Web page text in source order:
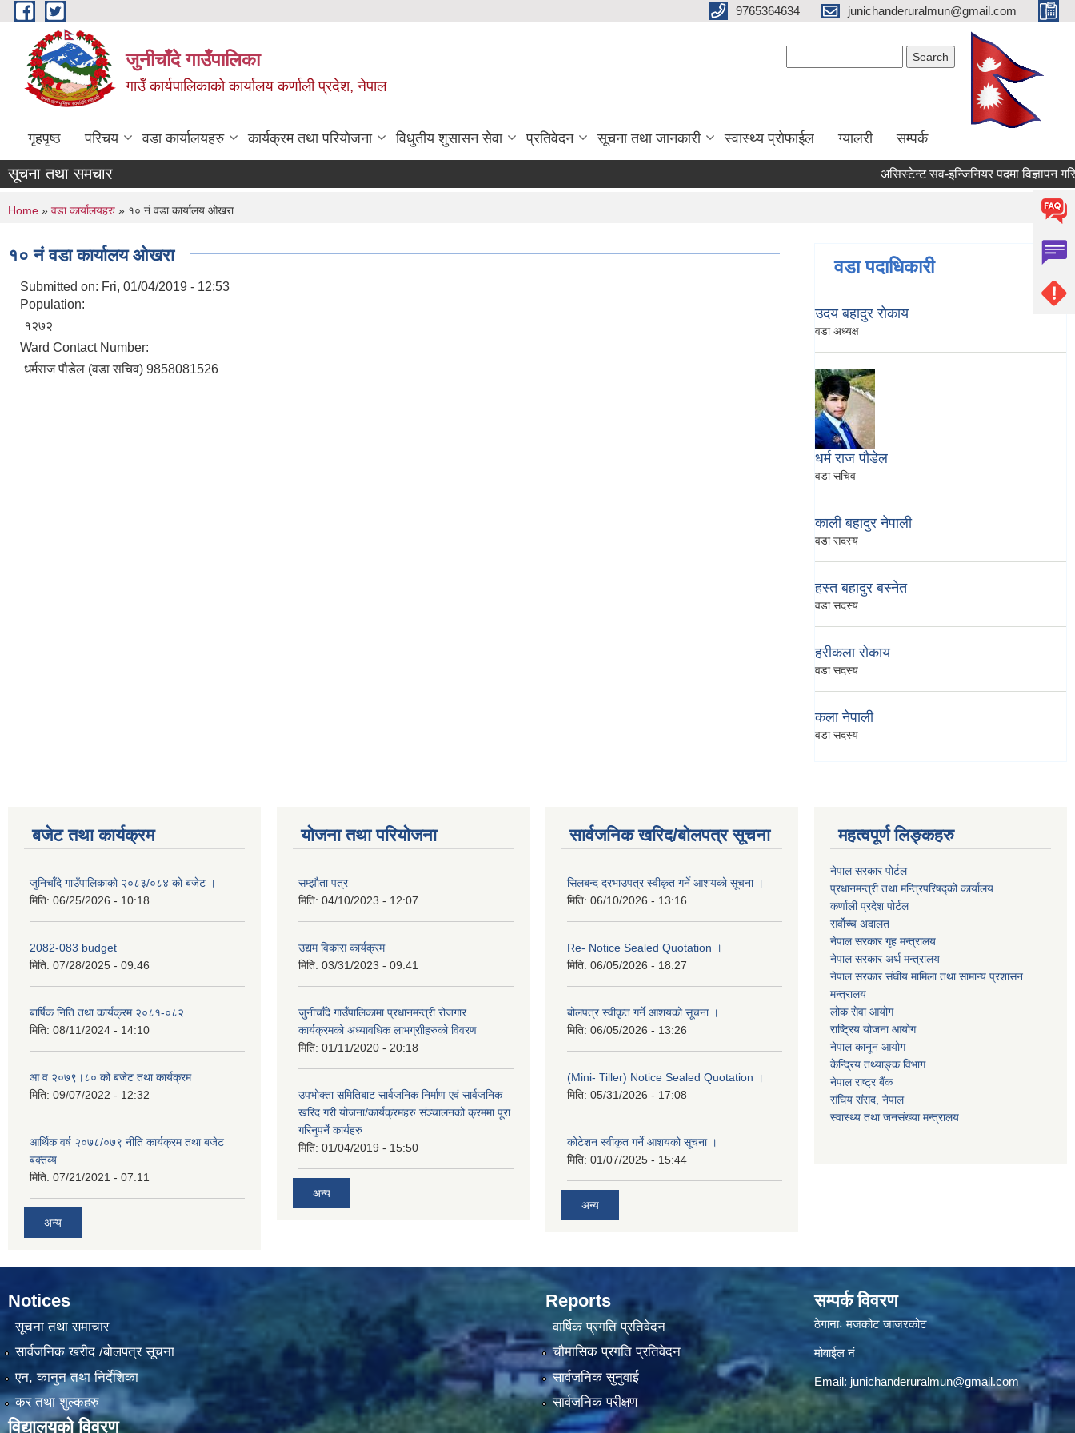
Skip to main content 9765364634 junichanderuralmun@gmail.com
जुनीचाँदे गाउँपालिका
गाउँ कार्यपालिकाको कार्यालय कर्णाली प्रदेश, नेपाल
गृहपृष्ठ परिचय वडा कार्यालयहरु कार्यक्रम तथा परियोजना विधुतीय शुसासन सेवा प्रतिवेदन सूचना तथा जानकारी स्वास्थ्य प्रोफाईल ग्यालरी सम्पर्क
सूचना तथा समचार असिस्टेन्ट सव-इन्जिनियर पदमा विज्ञापन
You are here
Home » वडा कार्यालयहरु » १० नं वडा कार्यालय ओखरा
१० नं वडा कार्यालय ओखरा
Submitted on: Fri, 01/04/2019 - 12:53
Population:
१२७२
Ward Contact Number:
धर्मराज पौडेल (वडा सचिव) 9858081526
वडा पदाधिकारी
उदय बहादुर रोकाय
वडा अध्यक्ष
धर्म राज पौडेल
वडा सचिव
काली बहादुर नेपाली
वडा सदस्य
हस्‍त बहादुर बस्‍नेत
वडा सदस्य
हरीकला रोकाय
वडा सदस्य
कला नेपाली
वडा सदस्य
बजेट तथा कार्यक्रम
जुनिचाँदे गाउँपालिकाको २०८३/०८४ को बजेट ।
मिति: 06/25/2026 - 10:18
2082-083 budget
मिति: 07/28/2025 - 09:46
बार्षिक निति तथा कार्यक्रम २०८१-०८२
मिति: 08/11/2024 - 14:10
आ व २०७९।८० को बजेट तथा कार्यक्रम
मिति: 09/07/2022 - 12:32
आर्थिक वर्ष २०७८/०७९ नीति कार्यक्रम तथा बजेट
बक्तव्य
मिति: 07/21/2021 - 07:11
अन्य
योजना तथा परियोजना
सम्झौता पत्र
मिति: 04/10/2023 - 12:07
उद्यम विकास कार्यक्रम
मिति: 03/31/2023 - 09:41
जुनीचाँदे गाउँपालिकामा प्रधानमन्‍त्री रोजगार
कार्यक्रमको अध्यावधिक लाभग्राीहरुको विवरण
मिति: 01/11/2020 - 20:18
उपभोक्ता समितिबाट सार्वजनिक निर्माण एवं सार्वजनिक
खरिद गरी योजना/कार्यक्रमहरु संञ्‍चालनको क्रममा पूरा
गरिनुपर्ने कार्यहरु
मिति: 01/04/2019 - 15:50
अन्य
सार्वजनिक खरिद/बोलपत्र सूचना
सिलबन्द दरभाउपत्र स्वीकृत गर्ने आशयको सूचना ।
मिति: 06/10/2026 - 13:16
Re- Notice Sealed Quotation ।
मिति: 06/05/2026 - 18:27
बोलपत्र स्वीकृत गर्ने आशयको सूचना ।
मिति: 06/05/2026 - 13:26
(Mini- Tiller) Notice Sealed Quotation ।
मिति: 05/31/2026 - 17:08
कोटेशन स्वीकृत गर्ने आशयको सूचना ।
मिति: 01/07/2025 - 15:44
अन्य
महत्वपूर्ण लिङ्कहरु
नेपाल सरकार पोर्टल
प्रधानमन्‍‍त्री तथा मन्‍त्रिपरिषद्को कार्यालय
कर्णाली प्रदेश पोर्टल
सर्वोच्‍च अदालत
नेपाल सरकार गृह मन्‍‍‍त्रालय
नेपाल सरकार अर्थ मन्‍त्रालय
नेपाल सरकार संघीय मामिला तथा सामान्य प्रशासन
मन्‍त्रालय
लोक सेवा आयोग
राष्‍ट्रिय योजना आयोग
नेपाल कानून आयोग
केन्द्रिय तथ्याङ्क विभाग
नेपाल राष्‍ट्र बैंक
संघिय संसद, नेपाल
स्वास्थ्य तथा जनसंख्या मन्त्रालय
Notices
सूचना तथा समाचार
सार्वजनिक खरीद /बोलपत्र सूचना
एन, कानुन तथा निर्देशिका
कर तथा शुल्कहरु
विद्यालयको विवरण
Reports
वार्षिक प्रगति प्रतिवेदन
चौमासिक प्रगति प्रतिवेदन
सार्वजनिक सुनुवाई
सार्वजनिक परीक्षण
सम्पर्क विवरण
ठेगानाः मजकोट जाजरकोट
मोवाईल नं
Email: junichanderuralmun@gmail.com